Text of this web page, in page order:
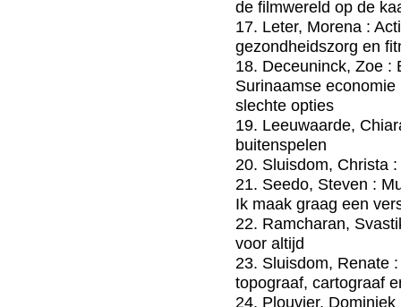
de filmwereld op de
17. Leter, Morena :
gezondheidszorg en
18. Deceuninck, Zoe :
Surinaamse
slechte opties
19. Leeuwaarde,
buitenspelen
20. Sluisdom, Christa
21. Seedo, Steven :
Ik maak graag een
22. Ramcharan,
voor altijd
23. Sluisdom, Renate
topograaf, cartograaf
24. Plouvier,